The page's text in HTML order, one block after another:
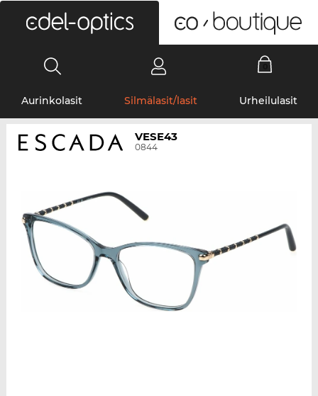
Aurinkolasit Silmälasit/lasit Urheilulasit
VESE43
0844